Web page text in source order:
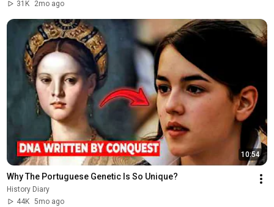
31K
2mo ago
10:54
Why The Portuguese Genetic Is So Unique?
History Diary
44K 5mo ago